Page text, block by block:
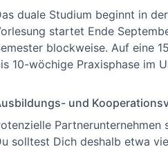
duale Studium beginnt in
startet Ende
blockweise. Auf eine
10-wöchige Praxisphase im
und
solltest Dich deshalb etwa